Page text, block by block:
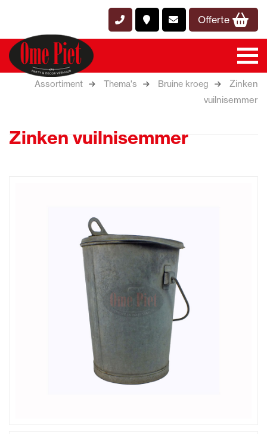
Offerte
Assortiment Thema's Bruine kroeg
Zinken
vuilnisemmer
Zinken vuilnisemmer